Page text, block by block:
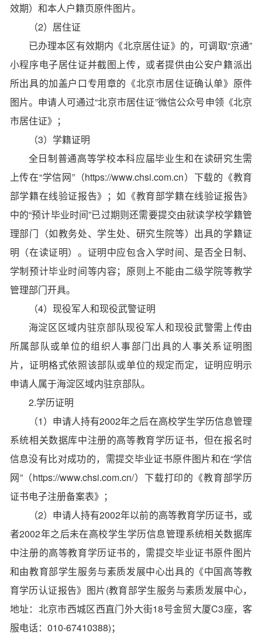
效期）和本人户籍页原件图片。
（2）居住证
已办理本区有效期内《北京居住证》的，可调取“京通”
小程序电子居住证并截图上传，或者提供由公安户籍派出
所出具的加盖户口专用章的《北京市居住证确认单》原件
图片。申请人可通过“北京市居住证”微信公众号申领《北京
市居住证》；
（3）学籍证明
全日制普通高等学校本科应届毕业生和在读研究生需
上传在“学信网”（https://www.chsi.com.cn）下载的《教育
部学籍在线验证报告》；如《教育部学籍在线验证报告》
中的“预计毕业时间”已过期则还需要提交由就读学校学籍管
理部门（如教务处、学生处、研究生院等）出具的学籍证
明（在读证明）。证明中应包含入学时间、是否全日制、
学制预计毕业时间等内容；原则上不能由二级学院等教学
管理部门开具。
（4）现役军人和现役武警证明
海淀区区域内驻京部队现役军人和现役武警需上传由
所属部队或单位的组织人事部门出具的人事关系证明图
片，证明格式依照该部队或单位的规定而定，证明应明示
申请人属于海淀区域内驻京部队。
2.学历证明
（1）申请人持有2002年之后在高校学生学历信息管理
系统相关数据库中注册的高等教育学历证书，但在报名时
信息没有比对成功的，需提交毕业证书原件图片和在“学信
网”（https://www.chsi.com.cn/）下载打印的《教育部学历
证书电子注册备案表》；
（2）申请人持有2002年以前的高等教育学历证书，或
者2002年之后未在高校学生学历信息管理系统相关数据库
中注册的高等教育学历证书的，需提交毕业证书原件图片
和由教育部学生服务与素质发展中心出具的《中国高等教
育学历认证报告》图片(教育部学生服务与素质发展中心，
地址：北京市西城区西直门外大街18号金贸大厦C3座，客
服电话：010-67410388)；